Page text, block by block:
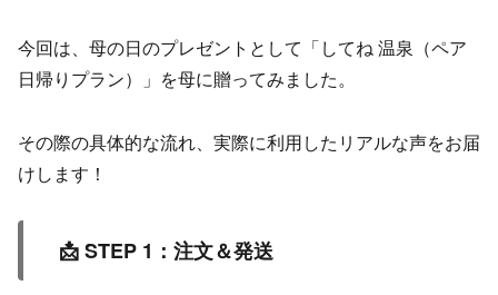
今回は、母の日のプレゼントとして「してね 温泉（ペア
日帰りプラン）」を母に贈ってみました。
その際の具体的な流れ、実際に利用したリアルな声をお届
けします！
📩 STEP 1：注文＆発送